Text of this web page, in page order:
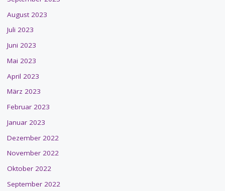
August 2023
Juli 2023
Juni 2023
Mai 2023
April 2023
März 2023
Februar 2023
Januar 2023
Dezember 2022
November 2022
Oktober 2022
September 2022